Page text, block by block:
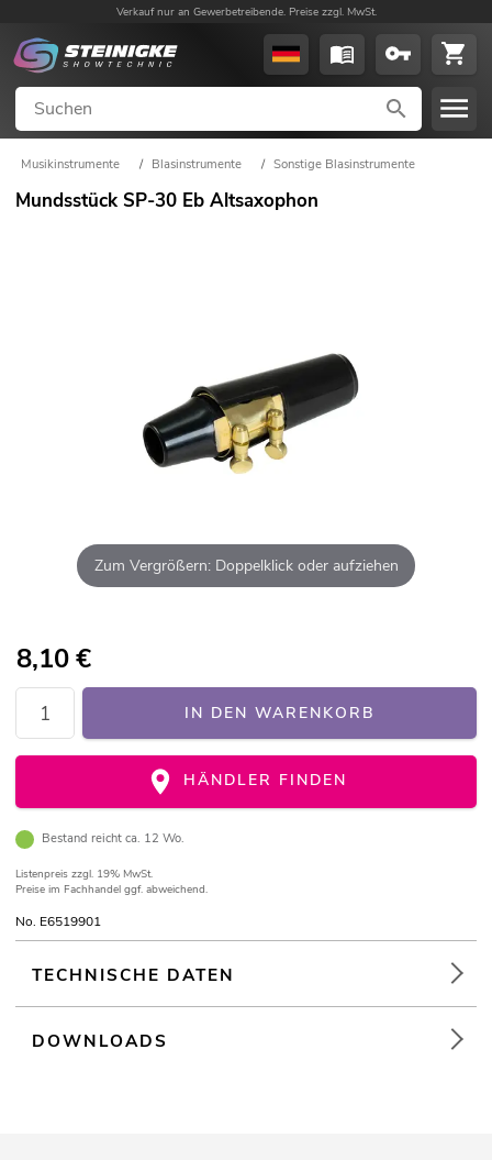
Verkauf nur an Gewerbetreibende. Preise zzgl. MwSt.
Musikinstrumente / Blasinstrumente / Sonstige Blasinstrumente
Mundsstück SP-30 Eb Altsaxophon
Zum Vergrößern: Doppelklick oder aufziehen
8,10€
IN DEN WARENKORB
HÄNDLER FINDEN
Bestand reicht ca. 12 Wo.
Listenpreis zzgl. 19% MwSt.
Preise im Fachhandel ggf. abweichend.
No. E6519901
TECHNISCHE DATEN
DOWNLOADS